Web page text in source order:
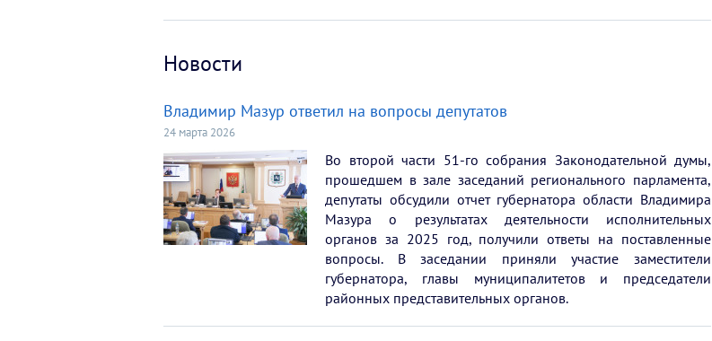
Новости
Владимир Мазур ответил на вопросы депутатов
24 марта 2026
Во второй части 51-го собрания Законодательной думы,
прошедшем в зале заседаний регионального парламента,
депутаты обсудили отчет губернатора области Владимира
Мазура о результатах деятельности исполнительных
органов за 2025 год, получили ответы на поставленные
вопросы. В заседании приняли участие заместители
губернатора, главы муниципалитетов и председатели
районных представительных органов.